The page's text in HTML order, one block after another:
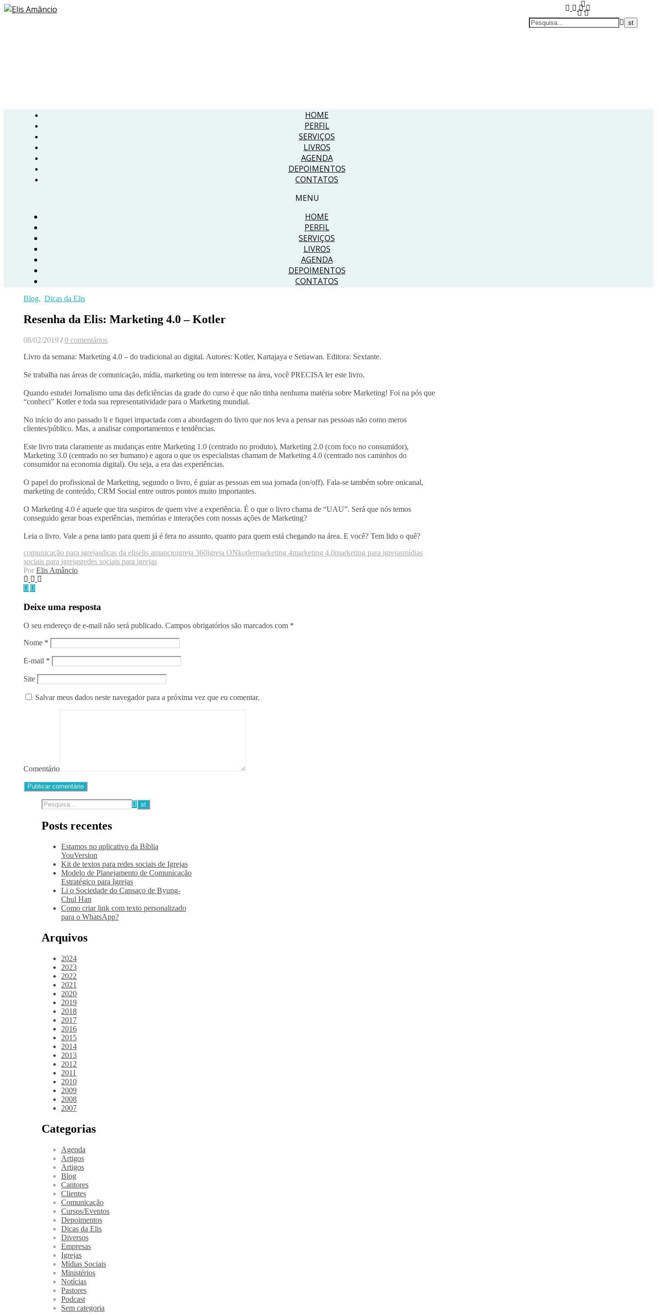
HOME
PERFIL
SERVIÇOS
LIVROS
AGENDA
DEPOIMENTOS
CONTATOS
MENU
HOME
PERFIL
SERVIÇOS
LIVROS
AGENDA
DEPOIMENTOS
CONTATOS
Blog, Dicas da Elis
Resenha da Elis: Marketing 4.0 – Kotler
08/02/2019 / 0 comentários
Livro da semana: Marketing 4.0 – do tradicional ao digital. Autores: Kotler, Kartajaya e Setiawan. Editora: Sextante.
Se trabalha nas áreas de comunicação, mídia, marketing ou tem interesse na área, você PRECISA ler este livro.
Quando estudei Jornalismo uma das deficiências da grade do curso é que não tinha nenhuma matéria sobre Marketing! Foi na pós que
“conheci” Kotler e toda sua representatividade para o Marketing mundial.
No início do ano passado li e fiquei impactada com a abordagem do livro que nos leva a pensar nas pessoas não como meros
clientes/público. Mas, a analisar comportamentos e tendências.
Este livro trata claramente as mudanças entre Marketing 1.0 (centrado no produto), Marketing 2.0 (com foco no consumidor),
Marketing 3.0 (centrado no ser humano) e agora o que os especialistas chamam de Marketing 4.0 (centrado nos caminhos do
consumidor na economia digital). Ou seja, a era das experiências.
O papel do profissional de Marketing, segundo o livro, é guiar as pessoas em sua jornada (on/off). Fala-se também sobre onicanal,
marketing de conteúdo, CRM Social entre outros pontos muito importantes.
O Marketing 4.0 é aquele que tira suspiros de quem vive a experiência. É o que o livro chama de “UAU”. Será que nós temos
conseguido gerar boas experiências, memórias e interações com nossas ações de Marketing?
Leia o livro. Vale a pena tanto para quem já é fera no assunto, quanto para quem está chegando na área. E você? Tem lido o quê?
comunicação para igrejasdicas da eliselis amancioigreja 360igreja ONkotlermarketing 4marketing 4.0marketing para igrejasmídias
sociais para igrejasredes sociais para igrejas
Por Elis Amâncio
Deixe uma resposta
O seu endereço de e-mail não será publicado. Campos obrigatórios são marcados com *
Nome *
E-mail *
Site
Salvar meus dados neste navegador para a próxima vez que eu comentar.
Comentário
Posts recentes
Estamos no aplicativo da Bíblia
YouVersion
Kit de textos para redes sociais de Igrejas
Modelo de Planejamento de Comunicação
Estratégico para Igrejas
Li o Sociedade do Cansaço de Byung-
Chul Han
Como criar link com texto personalizado
para o WhatsApp?
Arquivos
2024
2023
2022
2021
2020
2019
2018
2017
2016
2015
2014
2013
2012
2011
2010
2009
2008
2007
Categorias
Agenda
Artigos
Artigos
Blog
Cantores
Clientes
Comunicação
Cursos/Eventos
Depoimentos
Dicas da Elis
Diversos
Empresas
Igrejas
Mídias Sociais
Ministérios
Notícias
Pastores
Podcast
Sem categoria